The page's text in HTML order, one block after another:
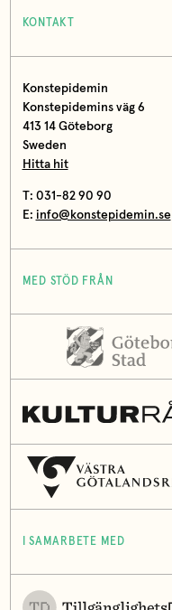
KONTAKT
Konstepidemin
Konstepidemins väg 6
413 14 Göteborg
Sweden
Hitta hit
T: 031-82 90 90
E: info@konstepidemin.se
MED STÖD FRÅN
I SAMARBETE MED